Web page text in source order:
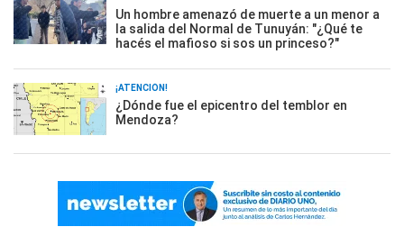
Un hombre amenazó de muerte a un menor a
la salida del Normal de Tunuyán: "¿Qué te
hacés el mafioso si sos un princeso?"
¡ATENCIÓN!
¿Dónde fue el epicentro del temblor en
Mendoza?